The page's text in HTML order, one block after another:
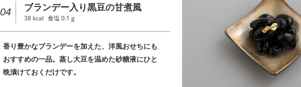
04 ブランデー入り黒豆の甘煮風
38 kcal 食塩 0.1 g
香り豊かなブランデーを加えた、洋風おせちにも
おすすめの一品。蒸し大豆を温めた砂糖液にひと
晩漬けておくだけです。